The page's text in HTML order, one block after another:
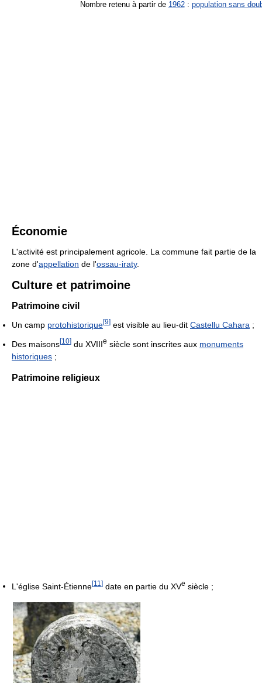
Nombre retenu à partir de 1962: population sans
Économie
L'activité est principalement agricole. La commune fait partie de la
zone d'appellation de l'ossau-iraty.
Culture et patrimoine
Patrimoine civil
Un camp protohistorique[9] est visible au lieu-dit Castellu Cahara ;
Des maisons[10] du XVIIIe siècle sont inscrites aux monuments
historiques ;
Patrimoine religieux
L'église Saint-Étienne[11 ] date en partie du XVe siècle ;